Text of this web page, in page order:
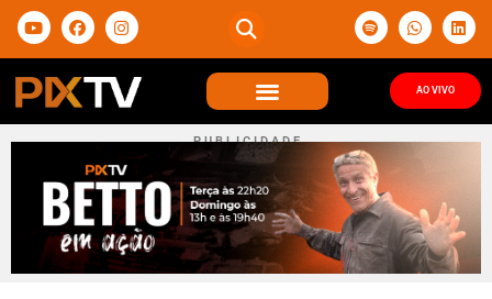
AO VIVO
P U B L I C I D A D E